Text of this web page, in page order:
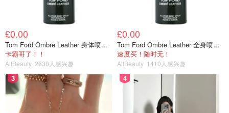
📌think baby 不锈钢碗套装
这套碗我是某天在amazon刷到特价，才13刀左右入的，非
常好用，有两个碗一个长方形盒子一个杯子，除了杯子，其
余三个都附有盖子。盖子合得很紧，液体也不漏，不锈钢和
£0.00
Tom Ford Ombre Leather 身体喷雾 150ml
卡霸哥了！！
AllBeauty 2630人感兴趣
£0.00
Tom Ford Ombre Leather 全身喷雾 150ml
速度买！随时无！
AllBeauty 1410人感兴趣
3 4